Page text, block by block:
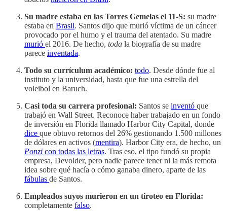
Su madre estaba en las Torres Gemelas el 11-S: su madre
estaba en Brasil. Santos dijo que murió víctima de un cáncer
provocado por el humo y el trauma del atentado. Su madre
murió el 2016. De hecho, toda la biografía de su madre
parece inventada.
Todo su currículum académico: todo. Desde dónde fue al
instituto y la universidad, hasta que fue una estrella del
voleibol en Baruch.
Casi toda su carrera profesional: Santos se inventó que
trabajó en Wall Street. Reconoce haber trabajado en un fondo
de inversión en Florida llamado Harbor City Capital, donde
dice que obtuvo retornos del 26% gestionando 1.500 millones
de dólares en activos (mentira). Harbor City era, de hecho, un
Ponzi con todas las letras. Tras eso, el tipo fundó su propia
empresa, Devolder, pero nadie parece tener ni la más remota
idea sobre qué hacía o cómo ganaba dinero, aparte de las
fábulas de Santos.
Empleados suyos murieron en un tiroteo en Florida:
completamente falso.